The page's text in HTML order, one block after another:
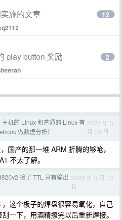
施的文章 12
play button 奖励 2
主机的 Linux 和普通的 Linux 有
做数据分析）
2022 年 3
月 23 日
国产的那一堆 ARM 折腾的够呛，
不太了解。
接了 TTL 只有输出 2022 年 3 月 13
日
这个板子的焊盘很容易氧化，自己
一下，用酒精擦完以后重新焊接。